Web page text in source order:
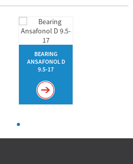
BEARING
ANSAFONOL D
9.5-17